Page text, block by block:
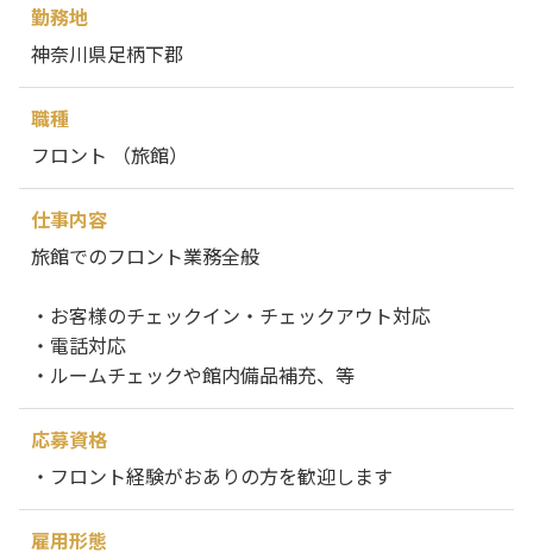
勤務地
神奈川県足柄下郡
職種
フロント （旅館）
仕事内容
旅館でのフロント業務全般
・お客様のチェックイン・チェックアウト対応
・電話対応
・ルームチェックや館内備品補充、等
応募資格
・フロント経験がおありの方を歓迎します
雇用形態